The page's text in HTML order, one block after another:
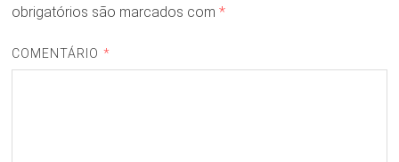
obrigatórios são marcados com *
COMENTÁRIO *